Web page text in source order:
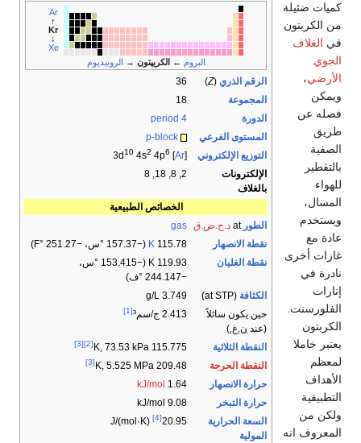
Ar
↑
Kr
↓
Xe
البروم ← الكريپتون → الروبيديوم
الرقم الذري (
Z
)
36
المجموعة
18
الدورة
period 4
المستوى الفرعي
p-block
التوزيع الإلكتروني
[
Ar
] 3d
10 4s2 4p6
الإلكترونات
بالغلاف
2, 8, 18, 8
الخصائص الطبيعية
الطور at د.ح.ض.ق gas
نقطة الانصهار
115.78
K ​(−157.37 °س، ​−251.27 °F)
نقطة الغليان
119.93 K ​(−153.415 °س، ​
−244.147 °ف)
الكثافة (at STP)
3.749 g/L
حين يكون سائلاً
(عند ن.غ.)
2.413 ج/سم³ [1]
النقطة الثلاثية 115.775 K, ​73.53 kPa
[2]
[3]
النقطة الحرجة 209.48 K, 5.525 MPa
[3]
حرارة الانصهار 1.64
kJ/mol
حرارة التبخر
9.08 kJ/mol
السعة الحرارية
المولية
20.95
[4]
كميات ضئيلة
من الكربتون
في الغلاف
الجوي
الأرضي،
ويمكن
فصله عن
طريق
الصفية
بالتقطير
للهواء
المسال،
ويستخدم
عادة مع
غازات أخرى
نادرة في
إنارات
الفلورسنت.
الكربتون
يعتبر خاملا
لمعظم
الأهداف
التطبيقية
ولكن من
المعروف انه